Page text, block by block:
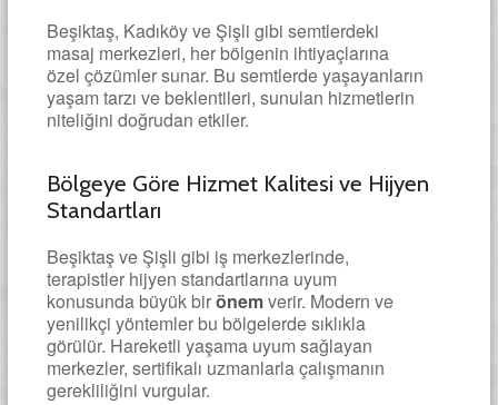
Beşiktaş, Kadıköy ve Şişli gibi semtlerdeki
masaj merkezleri, her bölgenin ihtiyaçlarına
özel çözümler sunar. Bu semtlerde yaşayanların
yaşam tarzı ve beklentileri, sunulan hizmetlerin
niteliğini doğrudan etkiler.
Bölgeye Göre Hizmet Kalitesi ve Hijyen
Standartları
Beşiktaş ve Şişli gibi iş merkezlerinde,
terapistler hijyen standartlarına uyum
konusunda büyük birönemverir. Modern ve
yenilikçi yöntemler bu bölgelerde sıklıkla
görülür. Hareketli yaşama uyum sağlayan
merkezler, sertifikalı uzmanlarla çalışmanın
gerekliliğini vurgular.